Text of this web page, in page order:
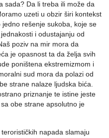
sada? Da li treba ili može da
uzeti u obzir širi kontekst
rešenje sukoba, koje se
i odustajanju od
poziv na mir mora da
je opasnost ta da želja svih
poništena ekstremizmom i
sud mora da polazi od
strane nalaze ljudska bića.
priznanje te istine jeste
obe strane apsolutno je
napada slamaju